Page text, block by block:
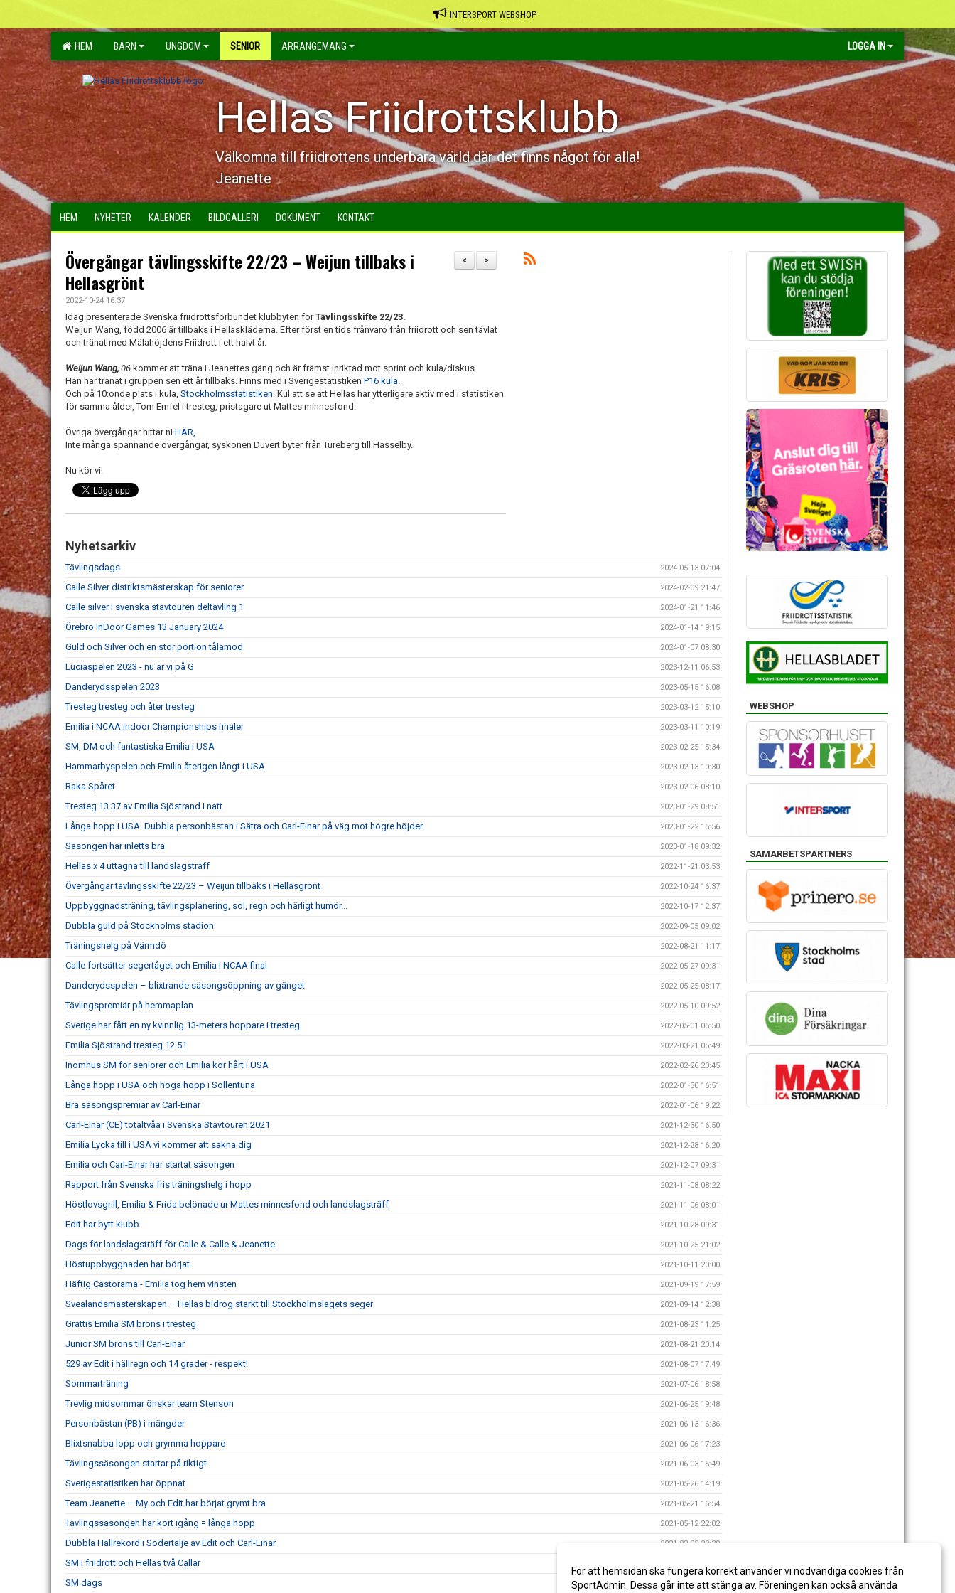
INTERSPORT WEBSHOP
HEM BARN UNGDOM SENIOR ARRANGEMANG LOGGA IN
Hellas Friidrottsklubb
Välkomna till friidrottens underbara värld där det finns något för alla!
Jeanette
HEM NYHETER KALENDER BILDGALLERI DOKUMENT KONTAKT
>
<
Övergångar tävlingsskifte 22/23 – Weijun tillbaks i
Hellasgrönt
2022-10-24 16:37
Idag presenterade Svenska friidrottsförbundet klubbyten förTävlingsskifte 22/23.
Weijun Wang, född 2006 är tillbaks i Hellaskläderna. Efter först en tids frånvaro från friidrott och sen tävlat
och tränat med Mälahöjdens Friidrott i ett halvt år.
Weijun Wang, 06 kommer att träna i Jeanettes gäng och är främst inriktad mot sprint och kula/diskus.
Han har tränat i gruppen sen ett år tillbaks. Finns med i Sverigestatistiken P16 kula.
Och på 10:onde plats i kula, Stockholmsstatistiken. Kul att se att Hellas har ytterligare aktiv med i statistiken
för samma ålder, Tom Emfel i tresteg, pristagare ut Mattes minnesfond.
Övriga övergångar hittar ni HÄR,
Inte många spännande övergångar, syskonen Duvert byter från Tureberg till Hässelby.
Nu kör vi!
Nyhetsarkiv
Tävlingsdags 2024-05-13 07:04
Calle Silver distriktsmästerskap för seniorer 2024-02-09 21:47
Calle silver i svenska stavtouren deltävling 1 2024-01-21 11:46
Örebro InDoor Games 13 January 2024 2024-01-14 19:15
Guld och Silver och en stor portion tålamod 2024-01-07 08:30
Luciaspelen 2023 - nu är vi på G 2023-12-11 06:53
Danderydsspelen 2023 2023-05-15 16:08
Tresteg tresteg och åter tresteg 2023-03-12 15:10
Emilia i NCAA indoor Championships finaler 2023-03-11 10:19
SM, DM och fantastiska Emilia i USA 2023-02-25 15:34
Hammarbyspelen och Emilia återigen långt i USA 2023-02-13 10:30
Raka Spåret 2023-02-06 08:10
Tresteg 13.37 av Emilia Sjöstrand i natt 2023-01-29 08:51
Långa hopp i USA. Dubbla personbästan i Sätra och Carl-Einar på väg mot högre höjder 2023-01-22 15:56
Säsongen har inletts bra 2023-01-18 09:32
Hellas x 4 uttagna till landslagsträff 2022-11-21 03:53
Övergångar tävlingsskifte 22/23 – Weijun tillbaks i Hellasgrönt 2022-10-24 16:37
Uppbyggnadsträning, tävlingsplanering, sol, regn och härligt humör... 2022-10-17 12:37
Dubbla guld på Stockholms stadion 2022-09-05 09:02
Träningshelg på Värmdö 2022-08-21 11:17
Calle fortsätter segertåget och Emilia i NCAA final 2022-05-27 09:31
Danderydsspelen – blixtrande säsongsöppning av gänget 2022-05-25 08:17
Tävlingspremiär på hemmaplan 2022-05-10 09:52
Sverige har fått en ny kvinnlig 13-meters hoppare i tresteg 2022-05-01 05:50
Emilia Sjöstrand tresteg 12.51 2022-03-21 05:49
Inomhus SM för seniorer och Emilia kör hårt i USA 2022-02-26 20:45
Långa hopp i USA och höga hopp i Sollentuna 2022-01-30 16:51
Bra säsongspremiär av Carl-Einar 2022-01-06 19:22
Carl-Einar (CE) totaltvåa i Svenska Stavtouren 2021 2021-12-30 16:50
Emilia Lycka till i USA vi kommer att sakna dig 2021-12-28 16:20
Emilia och Carl-Einar har startat säsongen 2021-12-07 09:31
Rapport från Svenska fris träningshelg i hopp 2021-11-08 08:22
Höstlovsgrill, Emilia & Frida belönade ur Mattes minnesfond och landslagsträff 2021-11-06 08:01
Edit har bytt klubb 2021-10-28 09:31
Dags för landslagsträff för Calle & Calle & Jeanette 2021-10-25 21:02
Höstuppbyggnaden har börjat 2021-10-11 20:00
Häftig Castorama - Emilia tog hem vinsten 2021-09-19 17:59
Svealandsmästerskapen – Hellas bidrog starkt till Stockholmslagets seger 2021-09-14 12:38
Grattis Emilia SM brons i tresteg 2021-08-23 11:25
Junior SM brons till Carl-Einar 2021-08-21 20:14
529 av Edit i hällregn och 14 grader - respekt! 2021-08-07 17:49
Sommarträning 2021-07-06 18:58
Trevlig midsommar önskar team Stenson 2021-06-25 19:48
Personbästan (PB) i mängder 2021-06-13 16:36
Blixtsnabba lopp och grymma hoppare 2021-06-06 17:23
Tävlingssäsongen startar på riktigt 2021-06-03 15:49
Sverigestatistiken har öppnat 2021-05-26 14:19
Team Jeanette – My och Edit har börjat grymt bra 2021-05-21 16:54
Tävlingssäsongen har kört igång = långa hopp 2021-05-12 22:02
Dubbla Hallrekord i Södertälje av Edit och Carl-Einar 2021-02-22 20:30
SM i friidrott och Hellas två Callar
SM dags 2021-02-13 17:55
WEBSHOP
SAMARBETSPARTNERS
För att hemsidan ska fungera korrekt använder vi nödvändiga cookies från
SportAdmin. Dessa går inte att stänga av. Föreningen kan också använda